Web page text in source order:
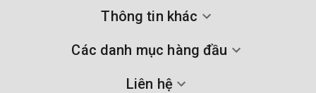
Thông tin khác
Các danh mục hàng đầu
Liên hệ